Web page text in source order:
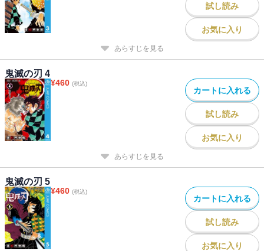
試し読み
お気に入り
あらすじを見る
鬼滅の刃 4
¥460 (税込)
カートに入れる
試し読み
お気に入り
あらすじを見る
鬼滅の刃 5
¥460 (税込)
カートに入れる
試し読み
お気に入り